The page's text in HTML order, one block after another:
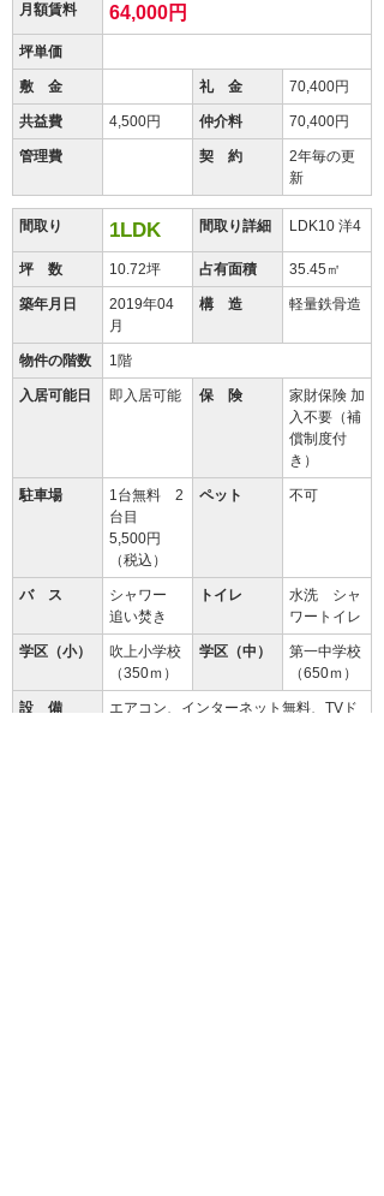
月額賃料 64,000円
坪単価
敷 金 礼 金 70,400円
共益費 4,500円 仲介料 70,400円
管理費 契 約
2年毎の更
新
間取り 1LDK 間取り詳細 LDK10 洋4
坪 数 10.72坪 占有面積 35.45㎡
築年月日
2019年04
月
構 造 軽量鉄骨造
物件の階数 1階
入居可能日 即入居可能 保 険
家財保険 加
入不要（補
償制度付
き）
駐車場
1台無料 2
台目
5,500円
（税込）
ペット 不可
バ ス
シャワー
追い焚き
トイレ
水洗 シャ
ワートイレ
学区（小）
吹上小学校
（350ｍ）
学区（中）
第一中学校
（650ｍ）
設 備
エアコン、インターネット無料、TVド